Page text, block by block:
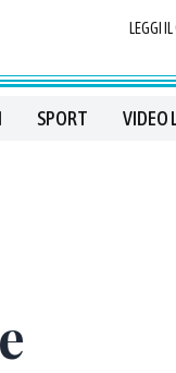
LEGGI
SPORT VIDEO